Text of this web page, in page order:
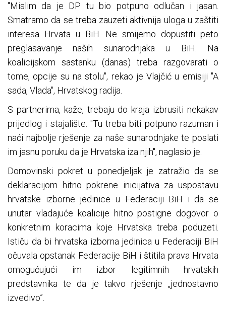
"Mislim da je DP tu bio potpuno odlučan i jasan.
Smatramo da se treba zauzeti aktivnija uloga u zaštiti
interesa Hrvata u BiH. Ne smijemo dopustiti peto
preglasavanje naših sunarodnjaka u BiH. Na
koalicijskom sastanku (danas) treba razgovarati o
tome, opcije su na stolu", rekao je Vlajčić u emisiji "A
sada, Vlada", Hrvatskog radija.
S partnerima, kaže, trebaju do kraja izbrusiti nekakav
prijedlog i stajalište. "Tu treba biti potpuno razuman i
naći najbolje rješenje za naše sunarodnjake te poslati
im jasnu poruku da je Hrvatska iza njih", naglasio je.
Domovinski pokret u ponedjeljak je zatražio da se
deklaracijom hitno pokrene inicijativa za uspostavu
hrvatske izborne jedinice u Federaciji BiH i da se
unutar vladajuće koalicije hitno postigne dogovor o
konkretnim koracima koje Hrvatska treba poduzeti.
Ističu da bi hrvatska izborna jedinica u Federaciji BiH
očuvala opstanak Federacije BiH i štitila prava Hrvata
omogućujući im izbor legitimnih hrvatskih
predstavnika te da je takvo rješenje „jednostavno
izvedivo”.